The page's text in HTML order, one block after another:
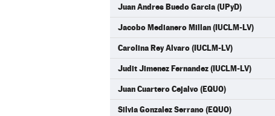
Juan Andres Buedo Garcia (UPyD)
Jacobo Medianero Millan (IUCLM-LV)
Carolina Rey Alvaro (IUCLM-LV)
Judit Jimenez Fernandez (IUCLM-LV)
Juan Cuartero Cejalvo (EQUO)
Silvia Gonzalez Serrano (EQUO)